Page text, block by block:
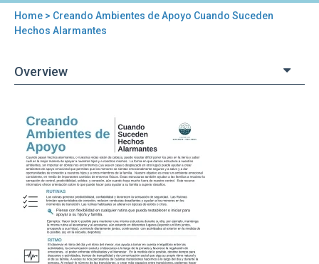
You
here
Home > Creando Ambientes de Apoyo Cuando Suceden
Hechos Alarmantes
Overview
Back
top
Creando
Ambientes
de
Apoyo
Cuando
Suceden
Hechos
Alarmantes